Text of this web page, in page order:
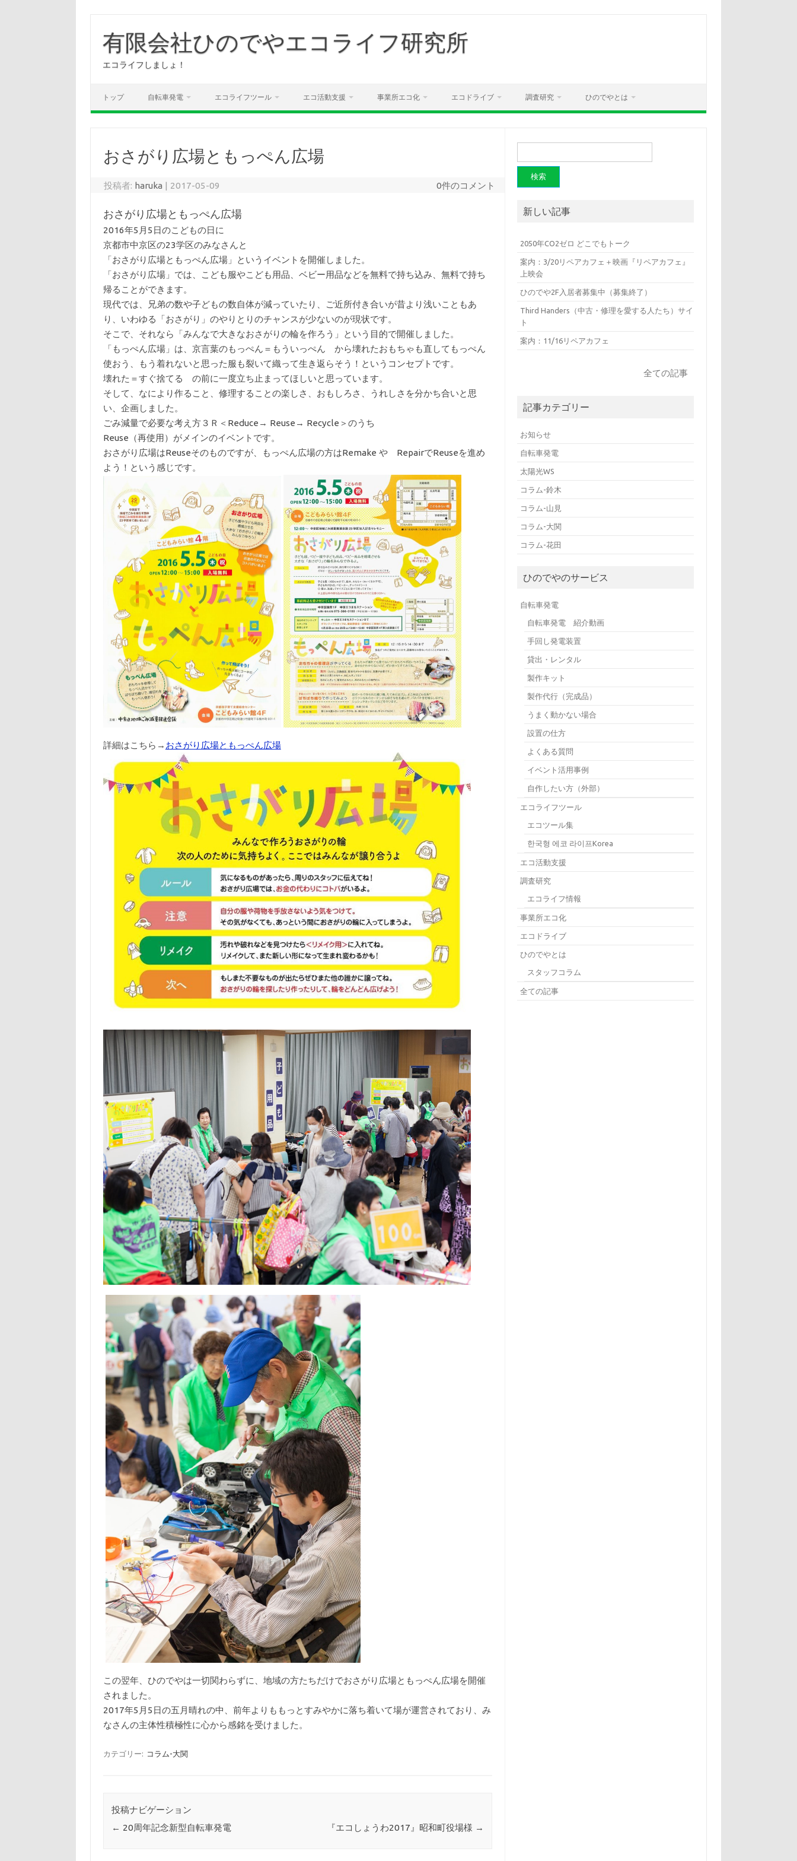
有限会社ひのでやエコライフ研究所
エコライフしましょ！
トップ 自転車発電 エコライフツール エコ活動支援 事業所エコ化 エコドライブ 調査研究 ひのでやとは
おさがり広場ともっぺん広場
投稿者: haruka | 2017-05-09 0件のコメント
おさがり広場ともっぺん広場
2016年5月5日のこどもの日に
京都市中京区の23学区のみなさんと
「おさがり広場ともっぺん広場」というイベントを開催しました。
「おさがり広場」では、こども服やこども用品、ベビー用品などを無料で持ち込み、無料で持ち
帰ることができます。
現代では、兄弟の数や子どもの数自体が減っていたり、ご近所付き合いが昔より浅いこともあ
り、いわゆる「おさがり」のやりとりのチャンスが少ないのが現状です。
そこで、それなら「みんなで大きなおさがりの輪を作ろう」という目的で開催しました。
「もっぺん広場」は、京言葉のもっぺん＝もういっぺん から壊れたおもちゃも直してもっぺん
使おう、もう着れないと思った服も裂いて織って生き返らそう！というコンセプトです。
壊れた＝すぐ捨てる の前に一度立ち止まってほしいと思っています。
そして、なにより作ること、修理することの楽しさ、おもしろさ、うれしさを分かち合いと思
い、企画しました。
ごみ減量で必要な考え方３Ｒ＜Reduce→ Reuse→ Recycle＞のうち
Reuse（再使用）がメインのイベントです。
おさがり広場はReuseそのものですが、もっぺん広場の方はRemake や RepairでReuseを進め
よう！という感じです。
詳細はこちら→ おさがり広場ともっぺん広場
この翌年、ひのでやは一切関わらずに、地域の方たちだけでおさがり広場ともっぺん広場を開催
されました。
2017年5月5日の五月晴れの中、前年よりももっとすみやかに落ち着いて場が運営されており、み
なさんの主体性積極性に心から感銘を受けました。
カテゴリー: コラム-大関
投稿ナビゲーション
← 20周年記念新型自転車発電 『エコしょうわ2017』昭和町役場様 →
索:
新しい記事
2050年CO2ゼロ どこでもトーク
案内：3/20リペアカフェ＋映画『リペアカフェ』
上映会
ひのでや2F入居者募集中（募集終了）
Third Handers（中古・修理を愛する人たち）サイ
ト
案内：11/16リペアカフェ
全ての記事
記事カテゴリー
お知らせ
自転車発電
太陽光WS
コラム-鈴木
コラム-山見
コラム-大関
コラム-花田
ひのでやのサービス
自転車発電
自転車発電 紹介動画
手回し発電装置
貸出・レンタル
製作キット
製作代行（完成品）
うまく動かない場合
設置の仕方
よくある質問
イベント活用事例
自作したい方（外部）
エコライフツール
エコツール集
한국형 에코 라이프Korea
エコ活動支援
調査研究
エコライフ情報
事業所エコ化
エコドライブ
ひのでやとは
スタッフコラム
全ての記事